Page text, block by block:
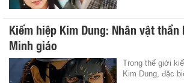
Kiếm hiệp Kim Dung: Nhân vật
Minh giáo
Trong thế giới
Kim Dung, đặc